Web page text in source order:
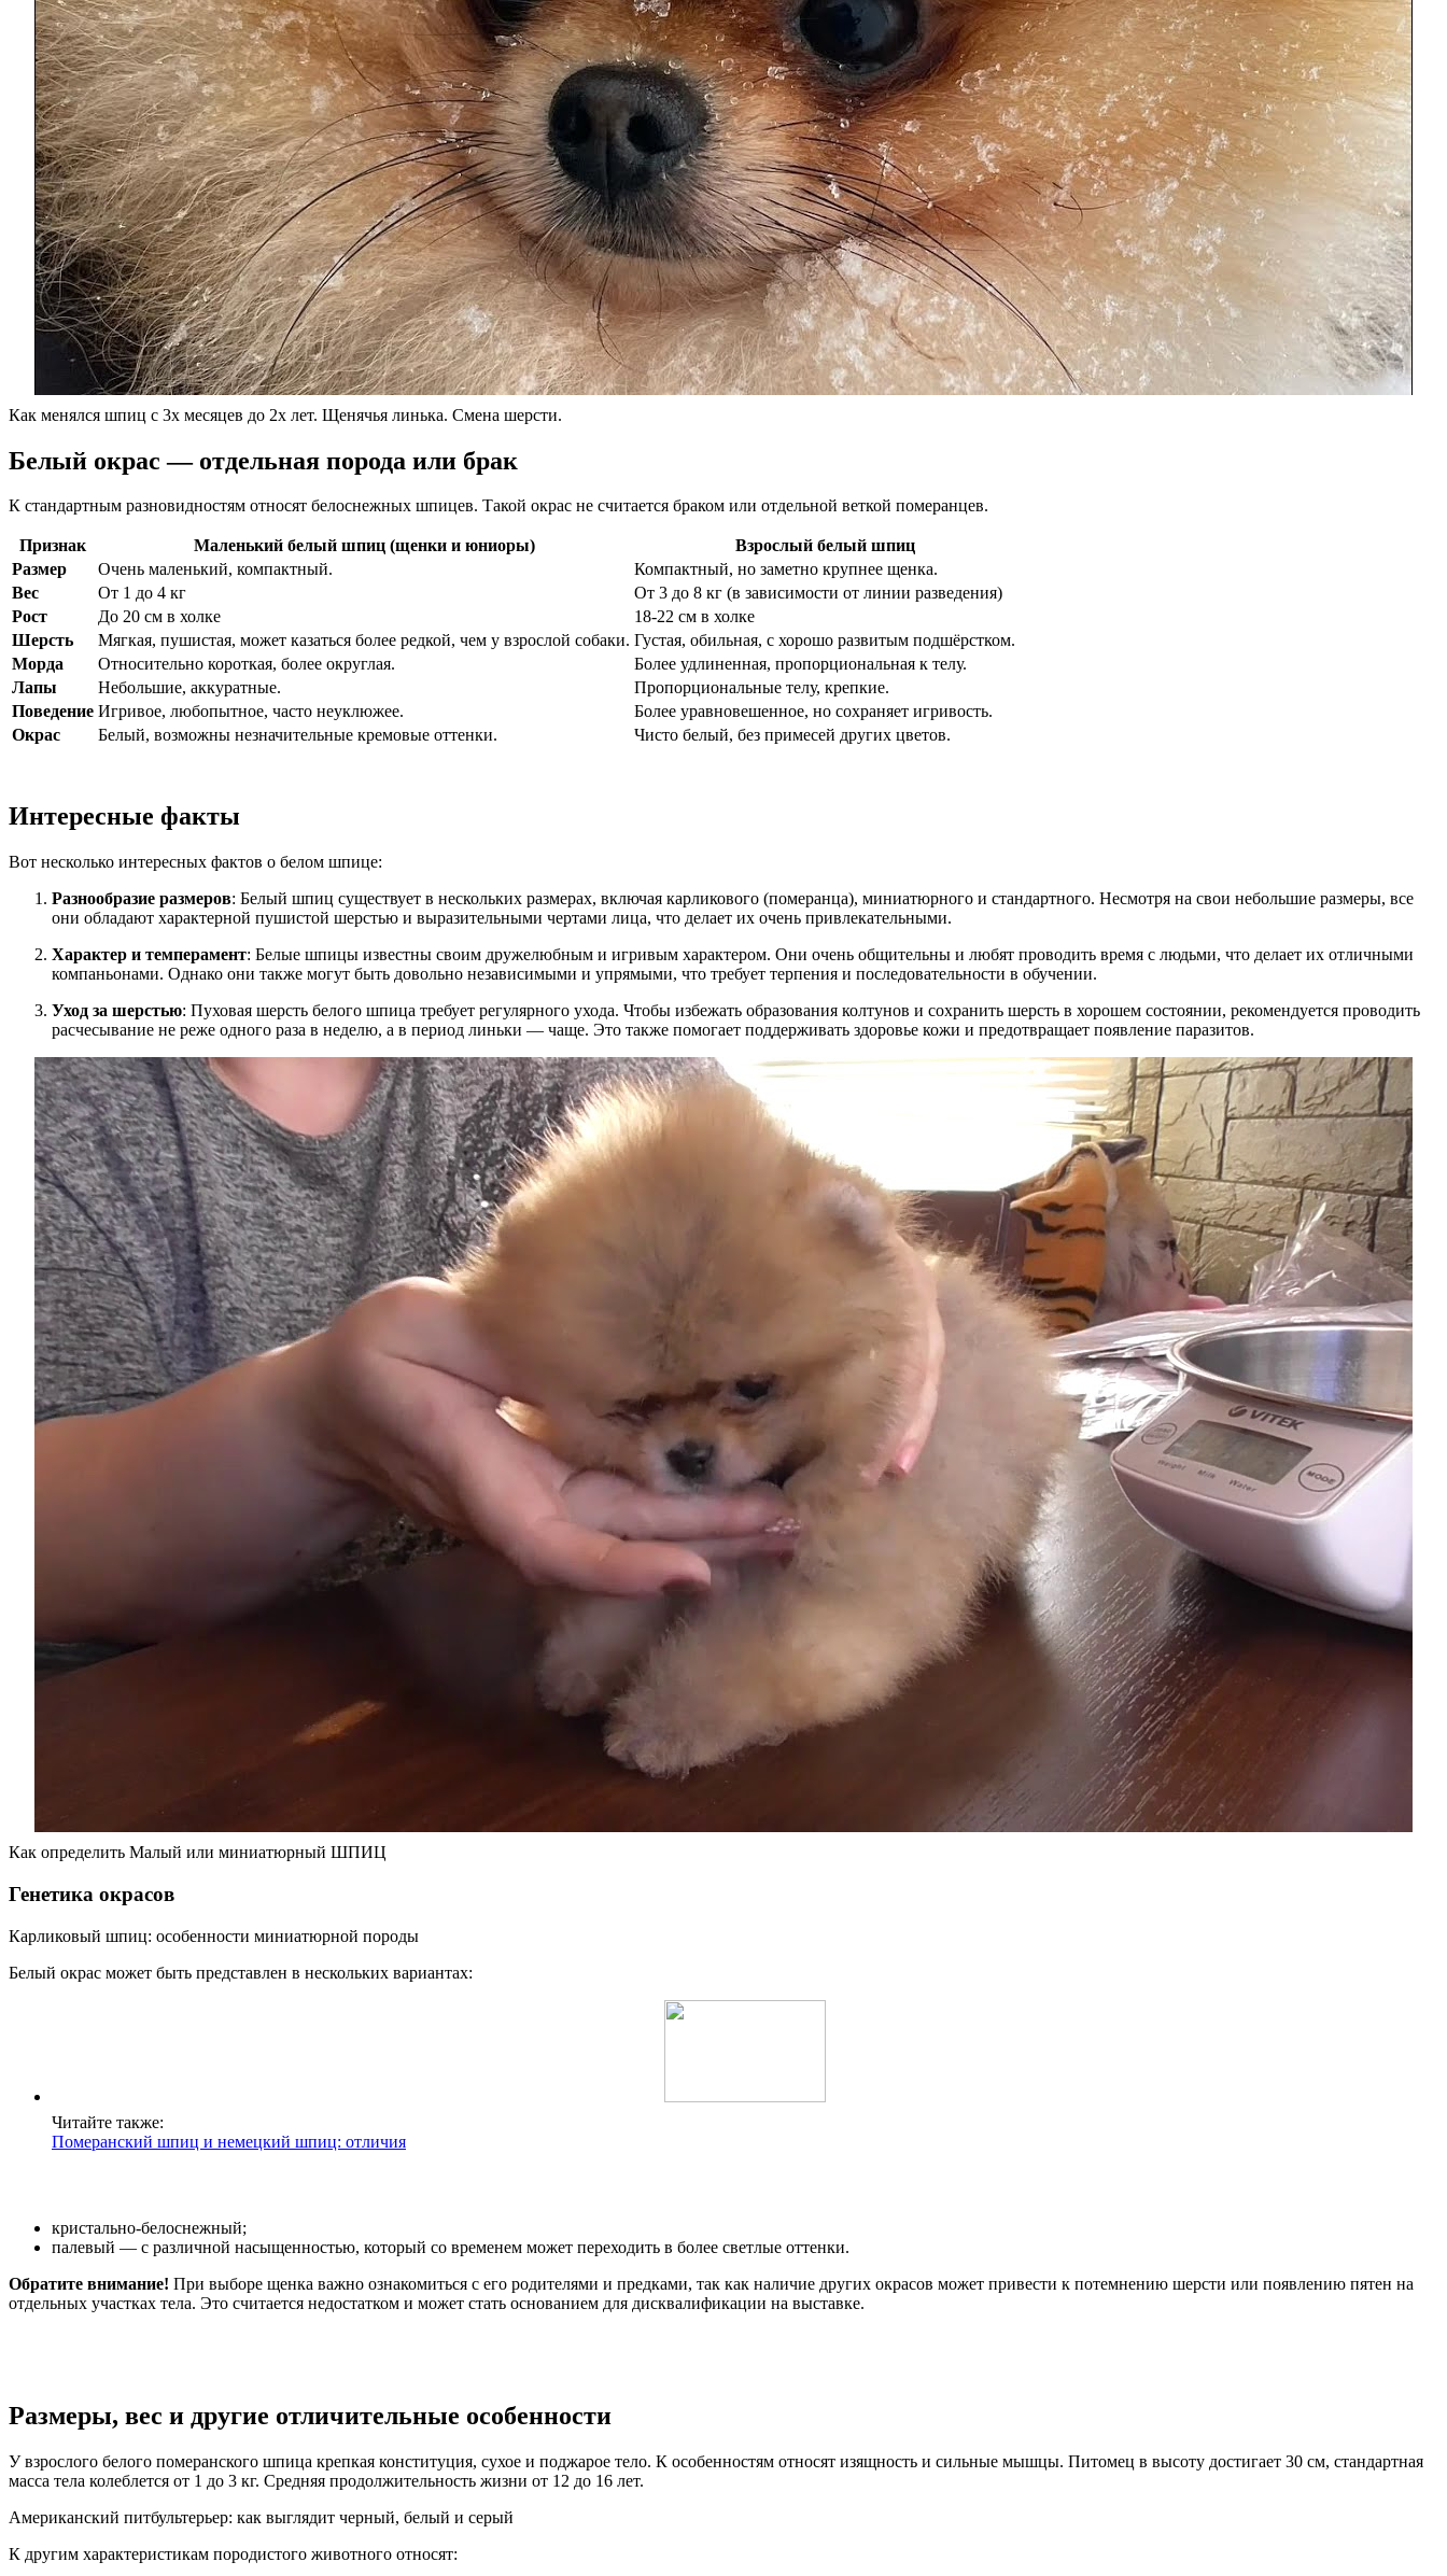
Как менялся шпиц с 3х месяцев до 2х лет. Щенячья линька. Смена шерсти.
Белый окрас — отдельная порода или брак
К стандартным разновидностям относят белоснежных шпицев. Такой окрас не считается браком или отдельной веткой померанцев.
Признак Маленький белый шпиц (щенки и юниоры)
Взрослый белый шпиц
Размер
Очень маленький, компактный.
Компактный, но заметно крупнее щенка.
Вес
От 1 до 4 кг
От 3 до 8 кг (в зависимости от линии разведения)
Рост
До 20 см в холке
18-22 см в холке
Шерсть
Мягкая, пушистая, может казаться более редкой, чем у взрослой собаки. Густая, обильная, с хорошо развитым подшёрстком.
Морда
Относительно короткая, более округлая.
Более удлиненная, пропорциональная к телу.
Лапы
Небольшие, аккуратные.
Пропорциональные телу, крепкие.
Поведение Игривое, любопытное, часто неуклюжее.
Более уравновешенное, но сохраняет игривость.
Окрас
Белый, возможны незначительные кремовые оттенки. Чисто белый, без примесей других цветов.
Интересные факты
Вот несколько интересных фактов о белом шпице:
Разнообразие размеров: Белый шпиц существует в нескольких размерах, включая карликового (померанца), миниатюрного и стандартного. Несмотря на свои небольшие размеры, все
они обладают характерной пушистой шерстью и выразительными чертами лица, что делает их очень привлекательными.
Характер и темперамент: Белые шпицы известны своим дружелюбным и игривым характером. Они очень общительны и любят проводить время с людьми, что делает их отличными
компаньонами. Однако они также могут быть довольно независимыми и упрямыми, что требует терпения и последовательности в обучении.
Уход за шерстью: Пуховая шерсть белого шпица требует регулярного ухода. Чтобы избежать образования колтунов и сохранить шерсть в хорошем состоянии, рекомендуется проводить
расчесывание не реже одного раза в неделю, а в период линьки — чаще. Это также помогает поддерживать здоровье кожи и предотвращает появление паразитов.
Как определить Малый или миниатюрный ШПИЦ
Генетика окрасов
Карликовый шпиц: особенности миниатюрной породы
Белый окрас может быть представлен в нескольких вариантах:
Читайте также:
Померанский шпиц и немецкий шпиц: отличия
кристально-белоснежный;
палевый — с различной насыщенностью, который со временем может переходить в более светлые оттенки.
Обратите внимание! При выборе щенка важно ознакомиться с его родителями и предками, так как наличие других окрасов может привести к потемнению шерсти или появлению пятен на
отдельных участках тела. Это считается недостатком и может стать основанием для дисквалификации на выставке.
Размеры, вес и другие отличительные особенности
У взрослого белого померанского шпица крепкая конституция, сухое и поджарое тело. К особенностям относят изящность и сильные мышцы. Питомец в высоту достигает 30 см, стандартная
масса тела колеблется от 1 до 3 кг. Средняя продолжительность жизни от 12 до 16 лет.
Американский питбультерьер: как выглядит черный, белый и серый
К другим характеристикам породистого животного относят: